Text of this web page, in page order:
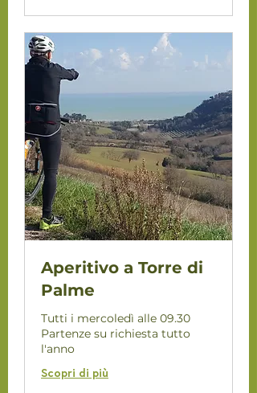
Aperitivo a Torre di
Palme
Tutti i mercoledì alle 09.30
Partenze su richiesta tutto
l'anno
Scopri di più